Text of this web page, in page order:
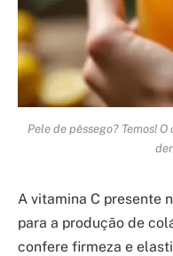
Pele de pêssego? Temos!
A vitamina C presente
para a produção de
confere firmeza e